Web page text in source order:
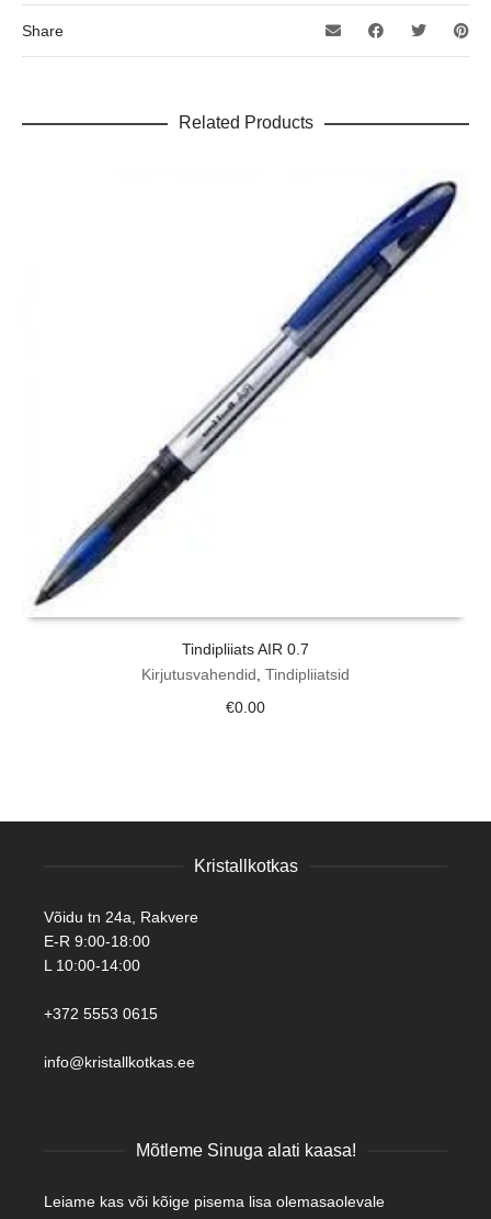
Share
Related Products
Tindipliiats AIR 0.7
Kirjutusvahendid, Tindipliiatsid
€0.00
Kristallkotkas
Võidu tn 24a, Rakvere
E-R 9:00-18:00
L 10:00-14:00
+372 5553 0615
info@kristallkotkas.ee
Mõtleme Sinuga alati kaasa!
Leiame kas või kõige pisema lisa olemasaolevale